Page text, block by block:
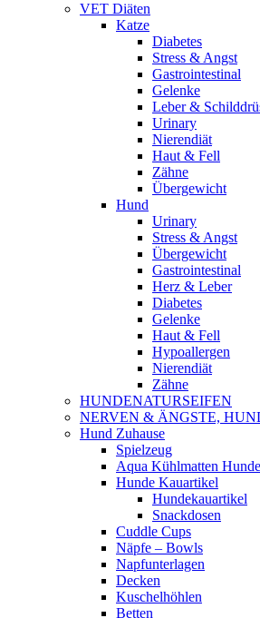
VET Diäten
Katze
Diabetes
Stress & Angst
Gastrointestinal
Gelenke
Leber &
Urinary
Nierendiät
Haut & Fell
Zähne
Übergewicht
Hund
Urinary
Stress & Angst
Übergewicht
Gastrointestinal
Herz & Leber
Diabetes
Gelenke
Haut & Fell
Hypoallergen
Nierendiät
Zähne
HUNDENATURSEIFEN
NERVEN & ÄNGSTE,
Hund Zuhause
Spielzeug
Aqua Kühlmatten Hunde
Hunde Kauartikel
Hundekauartikel
Snackdosen
Cuddle Cups
Näpfe – Bowls
Napfunterlagen
Decken
Kuschelhöhlen
Betten